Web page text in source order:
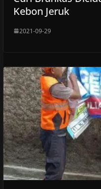
Kebon Jeruk
2021-09-29